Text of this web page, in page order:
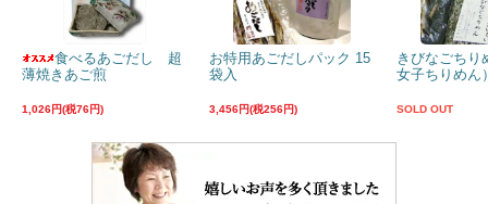
食べるあごだし 超
薄焼きあご煎
1,026円(税76円)
お特用あごだしパック 15
袋入
3,456円(税256円)
きびなごちり
女子ちりめん
SOLD OUT